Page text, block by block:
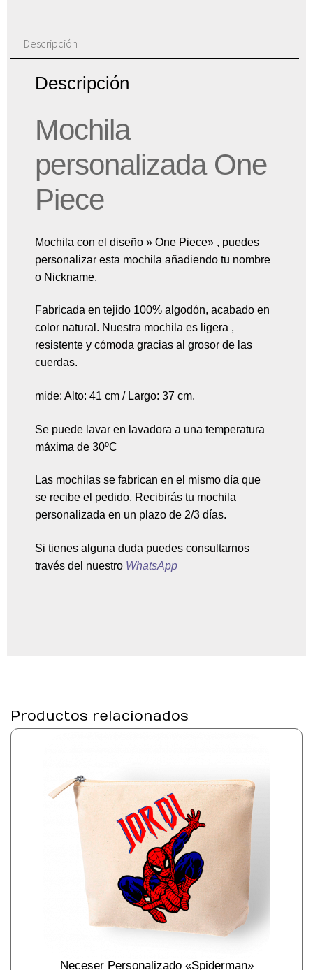
Descripción
Descripción
Mochila
personalizada One
Piece
Mochila con el diseño » One Piece» , puedes
personalizar esta mochila añadiendo tu nombre
o Nickname.
Fabricada en tejido 100% algodón, acabado en
color natural. Nuestra mochila es ligera ,
resistente y cómoda gracias al grosor de las
cuerdas.
mide: Alto: 41 cm / Largo: 37 cm.
Se puede lavar en lavadora a una temperatura
máxima de 30ºC
Las mochilas se fabrican en el mismo día que
se recibe el pedido. Recibirás tu mochila
personalizada en un plazo de 2/3 días.
Si tienes alguna duda puedes consultarnos
través del nuestro WhatsApp
Productos relacionados
Neceser Personalizado «Spiderman»